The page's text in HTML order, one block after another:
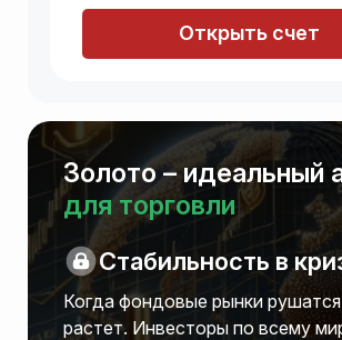
Открыть счет
Золото – идеальный
для торговли
Стабильность в
Когда фондовые рынки
растет. Инвесторы по всему